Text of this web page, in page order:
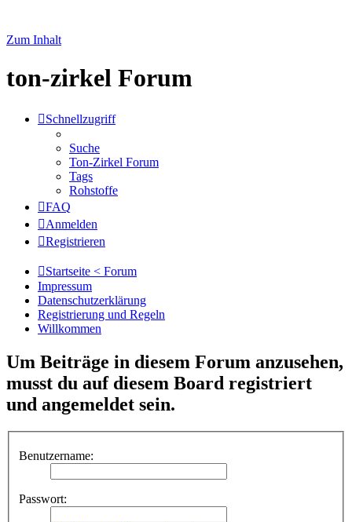
Zum Inhalt
ton-zirkel Forum
Schnellzugriff
Suche
Ton-Zirkel Forum
Tags
Rohstoffe
FAQ
Anmelden
Registrieren
Startseite < Forum
Impressum
Datenschutzerklärung
Registrierung und Regeln
Willkommen
Um Beiträge in diesem Forum anzusehen,
musst du auf diesem Board registriert
und angemeldet sein.
Benutzername:
Passwort: